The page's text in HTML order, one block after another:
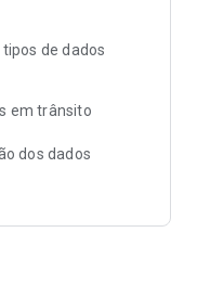
de dados
em trânsito
dos dados